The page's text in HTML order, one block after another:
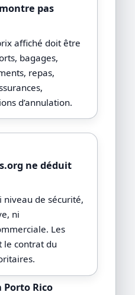
pas
affiché doit être
bagages,
repas,
d’annulation.
ne déduit
niveau de sécurité,
ni
Les
le contrat du
Porto Rico